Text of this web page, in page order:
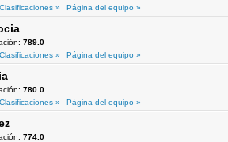
»
Página del equipo »
789.0
»
Página del equipo »
780.0
»
Página del equipo »
774.0